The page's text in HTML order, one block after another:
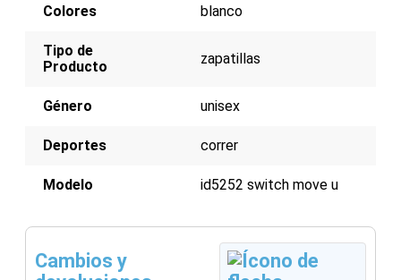
Colores blanco
Tipo de
Producto
zapatillas
Género unisex
Deportes correr
Modelo id5252 switch move u
Cambios y